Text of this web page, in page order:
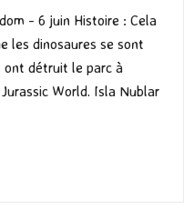
in
- 6 juin Histoire : Cela
les dinosaures se sont
ont détruit le parc à
World. Isla Nublar